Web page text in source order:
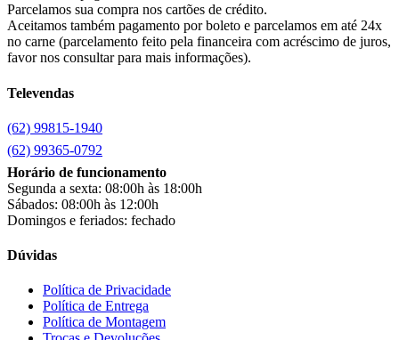
Cotherm(0)
D' Doro Móveis(0)
Dako(0)
Demóbile(0)
Doripel
Electrolux
Elgin(0)
Esmaltec(0)
Estilofer(0)
Estofados Leppos
Estofados solar(0)
Gazin(0)
Gelius(0)
Giga(0)
Parcelamos sua compra nos cartões de crédito.
Aceitamos também pagamento por boleto e parcelamos em até 24x
no carne (parcelamento feito pela financeira com acréscimo de juros,
favor nos consultar para mais informações).
Televendas
(62) 99815-1940
(62) 99365-0792
Horário de funcionamento
Segunda a sexta: 08:00h às 18:00h
Sábados: 08:00h às 12:00h
Domingos e feriados: fechado
Dúvidas
Política de Privacidade
Política de Entrega
Política de Montagem